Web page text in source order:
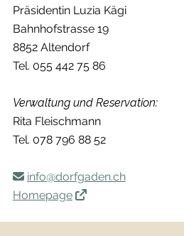
Präsidentin Luzia Kägi
Bahnhofstrasse 19
8852 Altendorf
Tel. 055 442 75 86
Verwaltung und Reservation:
Rita Fleischmann
Tel. 078 796 88 52
info@dorfgaden.ch
Homepage